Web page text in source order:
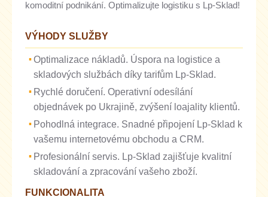
komoditní podnikání. Optimalizujte logistiku s Lp-Sklad!
VÝHODY SLUŽBY
Optimalizace nákladů. Úspora na logistice a
skladových službách díky tarifům Lp-Sklad.
Rychlé doručení. Operativní odesílání
objednávek po Ukrajině, zvýšení loajality klientů.
Pohodlná integrace. Snadné připojení Lp-Sklad k
vašemu internetovému obchodu a CRM.
Profesionální servis. Lp-Sklad zajišťuje kvalitní
skladování a zpracování vašeho zboží.
FUNKCIONALITA